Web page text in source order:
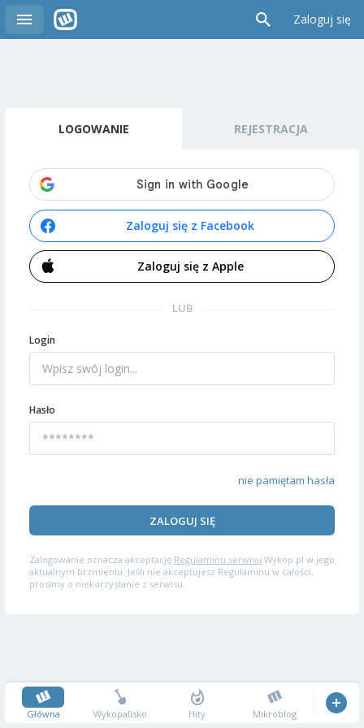
Zaloguj się
LOGOWANIE REJESTRACJA
Zaloguj się z Facebook
Zaloguj się z Apple
LUB
Login
Hasło
nie pamiętam hasła
ZALOGUJ SIĘ
Zalogowanie oznacza akceptację Regulaminu serwisu Wykop.pl w jego
aktualnym brzmieniu. Jeśli nie akceptujesz Regulaminu w całości,
prosimy o niekorzystanie z serwisu.
Główna Wykopalisko Hity Mikroblog